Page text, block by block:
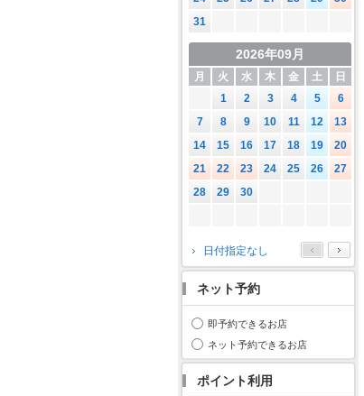
31
2026年09月
月 火 水 木 金 土
日
1
2 3 4 5
6
7
8 9 10 11 12
13
14
15 16 17 18 19
20
21
22 23 24 25 26
27
28
29 30
2026年10月
月 火 水 木 金 土
日
5
12
14 15 16
19
20 21 22 23 24
25
26
27 28 29
日付指定なし
ネット予約
即予約できるお店
ネット予約できるお店
ポイント利用